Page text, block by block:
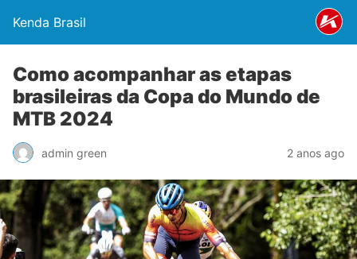
Kenda Brasil
Como acompanhar as etapas
brasileiras da Copa do Mundo de
MTB 2024
admin green 2 anos ago